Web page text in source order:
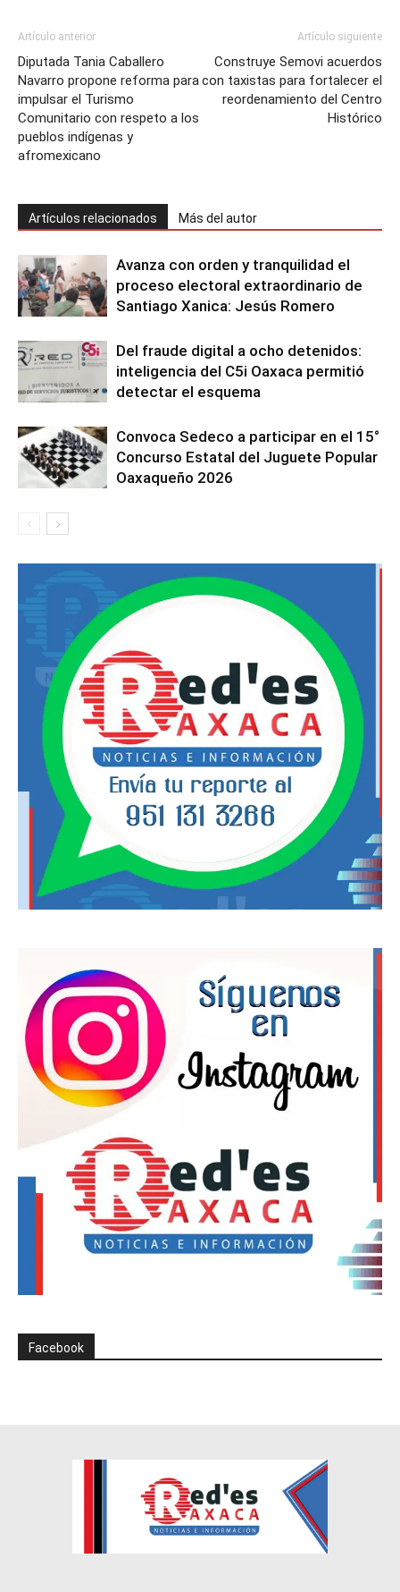
Artículo anterior
Diputada Tania Caballero
Navarro propone reforma para
impulsar el Turismo
Comunitario con respeto a los
pueblos indígenas y
afromexicano
Artículo siguiente
Construye Semovi acuerdos
con taxistas para fortalecer el
reordenamiento del Centro
Histórico
Artículos relacionados Más del autor
Avanza con orden y tranquilidad el
proceso electoral extraordinario de
Santiago Xanica: Jesús Romero
Del fraude digital a ocho detenidos:
inteligencia del C5i Oaxaca permitió
detectar el esquema
Convoca Sedeco a participar en el 15°
Concurso Estatal del Juguete Popular
Oaxaqueño 2026
Facebook